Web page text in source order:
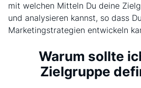
mit welchen Mitteln Du deine
und analysieren kannst, so dass
Marketingstrategien entwickeln
Warum sollte
Zielgruppe